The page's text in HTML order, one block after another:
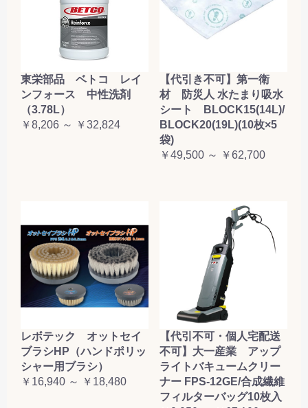
東栄部品 ベトコ レイ
ンフォース 中性洗剤
（3.78L）
￥8,206 ～ ￥32,824
【代引き不可】第一衛
材 防災人 水たまり吸水
シート BLOCK15(14L)/
BLOCK20(19L)(10枚×5
袋)
￥49,500 ～ ￥62,700
レボテック オットセイ
ブラシHP（ハンドポリッ
シャー用ブラシ）
￥16,940 ～ ￥18,480
【代引不可・個人宅配送
不可】大一産業 アップ
ライトバキュームクリー
ナー FPS-12GE/合成繊維
フィルターバッグ10枚入